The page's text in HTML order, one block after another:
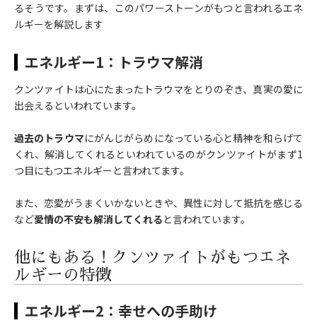
るそうです。まずは、このパワーストーンがもつと言われるエネ
ルギーを解説します
エネルギー1：トラウマ解消
クンツァイトは心にたまったトラウマをとりのぞき、真実の愛に
出会えるといわれています。
過去のトラウマにがんじがらめになっている心と精神を和らげて
くれ、解消してくれるといわれているのがクンツァイトがまず1
つ目にもつエネルギーと言われてます。
また、恋愛がうまくいかないときや、異性に対して抵抗を感じる
など愛情の不安も解消してくれると言われています。
他にもある！クンツァイトがもつエネ
ルギーの特徴
エネルギー2：幸せへの手助け